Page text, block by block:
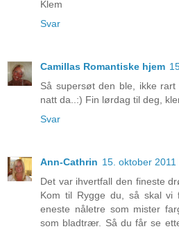
Klem
Svar
Camillas Romantiske hjem
Så supersøt den ble, ikke
natt da..:) Fin lørdag til deg,
Svar
Ann-Cathrin 15. oktober 2011
Det var ihvertfall den fineste
Kom til Rygge du, så skal
eneste nåletre som mister
som bladtrær. Så du får se